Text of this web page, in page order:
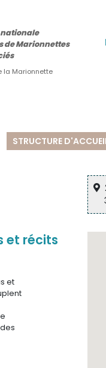
de Marionnettes
la Marionnette
STRUCTURE
et récits
et